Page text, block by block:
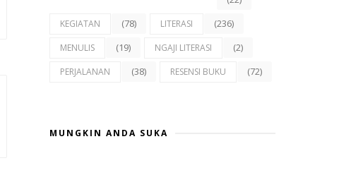
KEGIATAN (78) LITERASI (236)
MENULIS (19) NGAJI LITERASI (2)
PERJALANAN (38) RESENSI BUKU (72)
MUNGKIN ANDA SUKA